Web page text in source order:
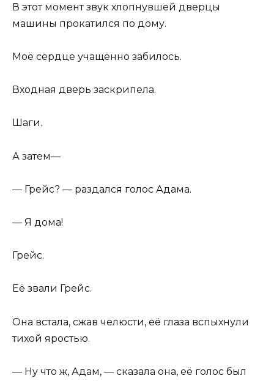
В этот момент звук хлопнувшей дверцы
машины прокатился по дому.
Моё сердце учащённо забилось.
Входная дверь заскрипела.
Шаги.
А затем—
— Грейс? — раздался голос Адама.
— Я дома!
Грейс.
Её звали Грейс.
Она встала, сжав челюсти, её глаза вспыхнули
тихой яростью.
— Ну что ж, Адам, — сказала она, её голос был